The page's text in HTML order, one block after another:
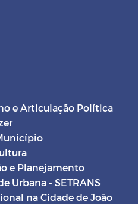
e Articulação Política
e Planejamento
Urbana - SETRANS
na Cidade de João